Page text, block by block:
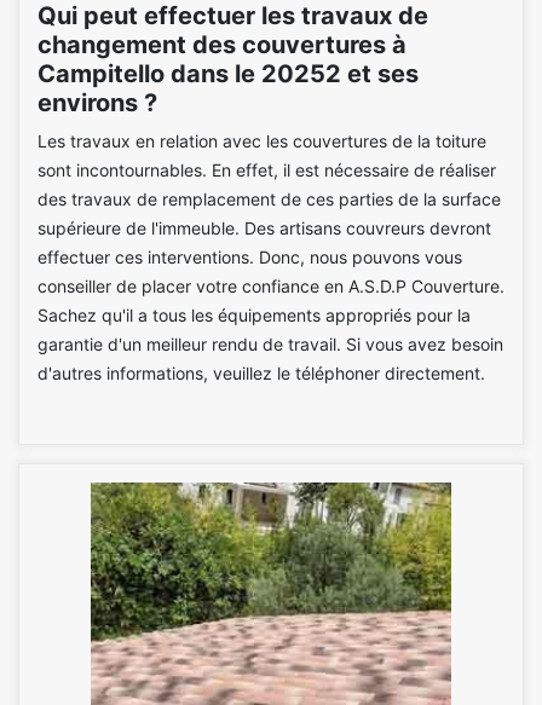
Qui peut effectuer les travaux de
changement des couvertures à
Campitello dans le 20252 et ses
environs ?
Les travaux en relation avec les couvertures de la toiture
sont incontournables. En effet, il est nécessaire de réaliser
des travaux de remplacement de ces parties de la surface
supérieure de l'immeuble. Des artisans couvreurs devront
effectuer ces interventions. Donc, nous pouvons vous
conseiller de placer votre confiance en A.S.D.P Couverture.
Sachez qu'il a tous les équipements appropriés pour la
garantie d'un meilleur rendu de travail. Si vous avez besoin
d'autres informations, veuillez le téléphoner directement.